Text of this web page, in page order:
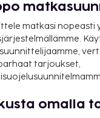
matkasi nopeasti
tarjoukset,
omalla